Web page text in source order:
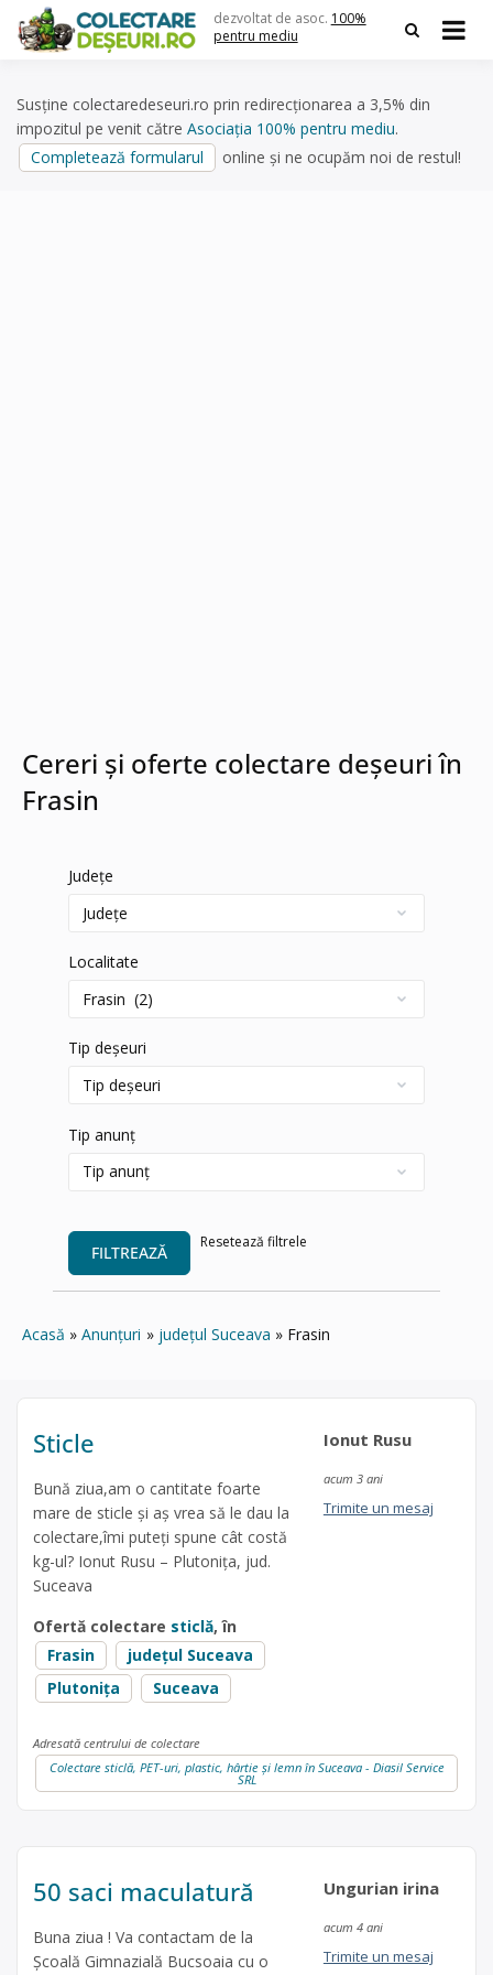
content
dezvoltat de asoc. 100%
pentru mediu
Susține colectaredeseuri.ro prin redirecționarea a 3,5% din
impozitul pe venit către Asociația 100% pentru mediu.
Completează formularul
online și ne ocupăm noi de restul!
Cereri și oferte colectare deșeuri în
Frasin
Județe
Localitate
Tip deșeuri
Tip anunț
FILTREAZĂ
Resetează filtrele
Acasă Anunțuri județul Suceava Frasin
Sticle
Bună ziua,am o cantitate foarte
mare de sticle și aș vrea să le dau la
colectare,îmi puteți spune cât costă
kg-ul? Ionut Rusu – Plutonița, jud.
Suceava
Ofertă colectare sticlă, în
Frasin
județul Suceava
Plutonița
Suceava
Ionut Rusu
acum 3 ani
Trimite un mesaj
Adresată centrului de colectare
Colectare sticlă, PET-uri, plastic, hârtie și lemn în Suceava - Diasil Service
SRL
50 saci maculatură
Buna ziua ! Va contactam de la
Școală Gimnazială Bucsoaia cu o
Ungurian irina
acum 4 ani
Trimite un mesaj